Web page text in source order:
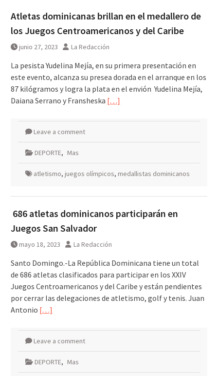
Atletas dominicanas brillan en el medallero de
los Juegos Centroamericanos y del Caribe
junio 27, 2023 La Redacción
La pesista Yudelina Mejía, en su primera presentación en
este evento, alcanza su presea dorada en el arranque en los
87 kilógramos y logra la plata en el envión Yudelina Mejía,
Daiana Serrano y Fransheska […]
Leave a comment
DEPORTE, Mas
atletismo, juegos olímpicos, medallistas dominicanos
686 atletas dominicanos participarán en
Juegos San Salvador
mayo 18, 2023 La Redacción
Santo Domingo.-La República Dominicana tiene un total
de 686 atletas clasificados para participar en los XXIV
Juegos Centroamericanos y del Caribe y están pendientes
por cerrar las delegaciones de atletismo, golf y tenis. Juan
Antonio […]
Leave a comment
DEPORTE, Mas